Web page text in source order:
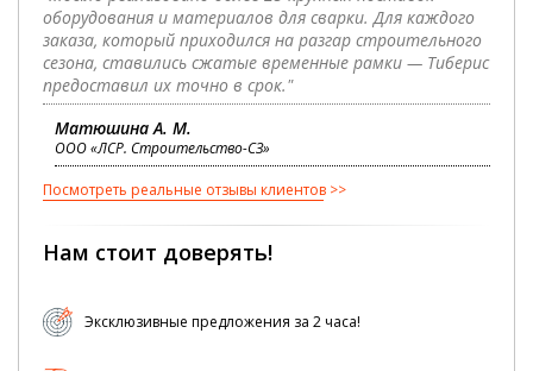
оборудования и материалов для сварки. Для каждого
заказа, который приходился на разгар строительного
сезона, ставились сжатые временные рамки — Тиберис
предоставил их точно в срок."
Матюшина А. М.
ООО «ЛСР. Строительство-СЗ»
Посмотреть реальные отзывы клиентов
Нам стоит доверять!
Эксклюзивные предложения за 2 часа!